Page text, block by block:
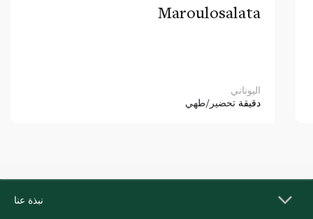
Maroulosalata
اليوناني
دقيقة تحضير/طهي
نبذة عنا